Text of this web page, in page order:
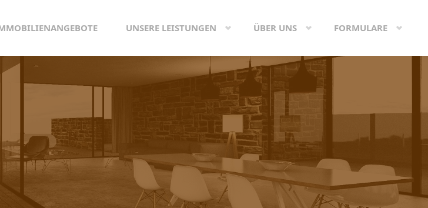
UNSERE LEISTUNGEN ÜBER UNS FORMULARE